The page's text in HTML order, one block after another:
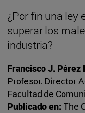
¿Por fin una ley
superar los
industria?
Francisco J. Pérez
Profesor. Director
Facultad de
Publicado en: The